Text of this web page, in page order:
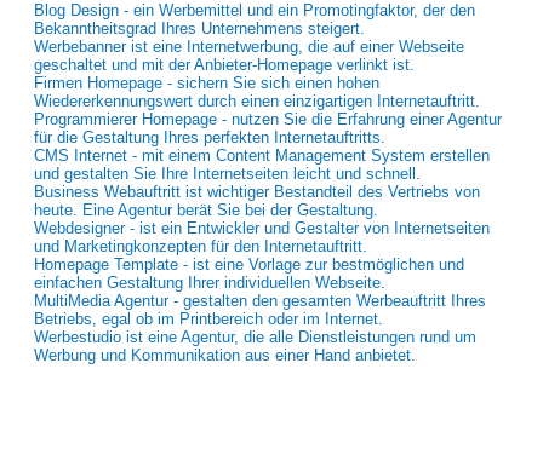
Blog Design - ein Werbemittel und ein Promotingfaktor, der den
Bekanntheitsgrad Ihres Unternehmens steigert.
Werbebanner ist eine Internetwerbung, die auf einer Webseite
geschaltet und mit der Anbieter-Homepage verlinkt ist.
Firmen Homepage - sichern Sie sich einen hohen
Wiedererkennungswert durch einen einzigartigen Internetauftritt.
Programmierer Homepage - nutzen Sie die Erfahrung einer Agentur
für die Gestaltung Ihres perfekten Internetauftritts.
CMS Internet - mit einem Content Management System erstellen
und gestalten Sie Ihre Internetseiten leicht und schnell.
Business Webauftritt ist wichtiger Bestandteil des Vertriebs von
heute. Eine Agentur berät Sie bei der Gestaltung.
Webdesigner - ist ein Entwickler und Gestalter von Internetseiten
und Marketingkonzepten für den Internetauftritt.
Homepage Template - ist eine Vorlage zur bestmöglichen und
einfachen Gestaltung Ihrer individuellen Webseite.
MultiMedia Agentur - gestalten den gesamten Werbeauftritt Ihres
Betriebs, egal ob im Printbereich oder im Internet.
Werbestudio ist eine Agentur, die alle Dienstleistungen rund um
Werbung und Kommunikation aus einer Hand anbietet.